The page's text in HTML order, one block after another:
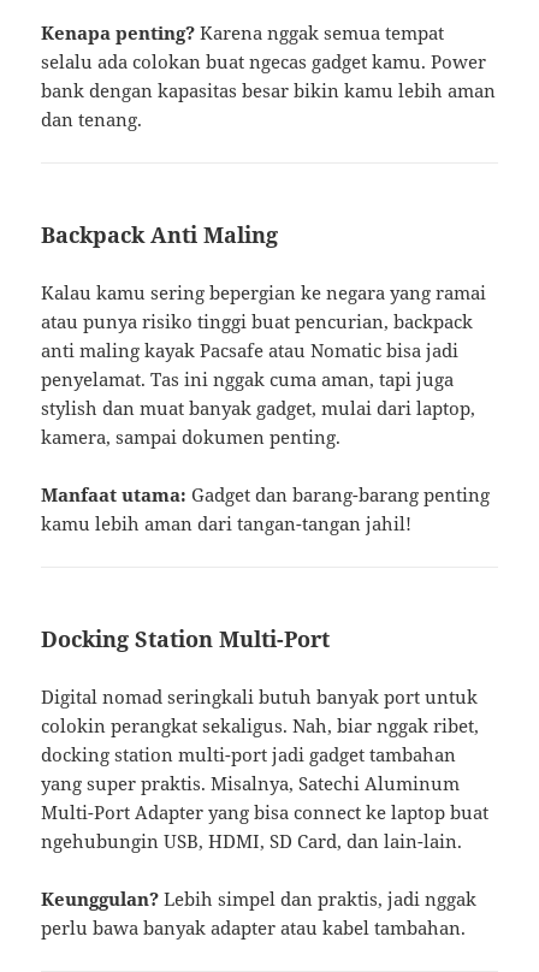
Kenapa penting? Karena nggak semua tempat
selalu ada colokan buat ngecas gadget kamu. Power
bank dengan kapasitas besar bikin kamu lebih aman
dan tenang.
Backpack Anti Maling
Kalau kamu sering bepergian ke negara yang ramai
atau punya risiko tinggi buat pencurian, backpack
anti maling kayak Pacsafe atau Nomatic bisa jadi
penyelamat. Tas ini nggak cuma aman, tapi juga
stylish dan muat banyak gadget, mulai dari laptop,
kamera, sampai dokumen penting.
Manfaat utama: Gadget dan barang-barang penting
kamu lebih aman dari tangan-tangan jahil!
Docking Station Multi-Port
Digital nomad seringkali butuh banyak port untuk
colokin perangkat sekaligus. Nah, biar nggak ribet,
docking station multi-port jadi gadget tambahan
yang super praktis. Misalnya, Satechi Aluminum
Multi-Port Adapter yang bisa connect ke laptop buat
ngehubungin USB, HDMI, SD Card, dan lain-lain.
Keunggulan? Lebih simpel dan praktis, jadi nggak
perlu bawa banyak adapter atau kabel tambahan.